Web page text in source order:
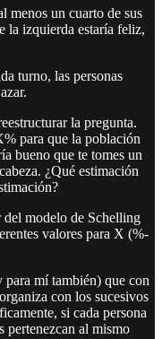
menos un cuarto de sus
la izquierda estaría feliz,
turno, las personas
la pregunta.
para que la población
bueno que te tomes un
¿Qué estimación
del modelo de Schelling
valores para X (%-
para mí también) que con
con los sucesivos
si cada persona
pertenezcan al mismo